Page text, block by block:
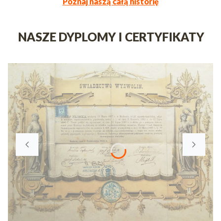
NASZE DYPLOMY I CERTYFIKATY